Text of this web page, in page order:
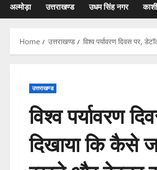
अल्मोड़ा उत्तराखण्ड उधम सिंह नगर
Home उत्तराखण्ड विश्व पर्यावरण दिवस पर,
उत्तराखण्ड
विश्व पर्यावरण
दिखाया कि कैसे